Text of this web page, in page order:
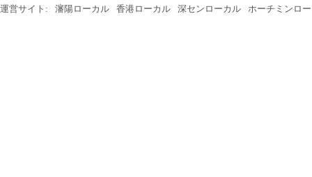
運営サイト: 瀋陽ローカル 香港ローカル 深センローカル ホーチミンロ